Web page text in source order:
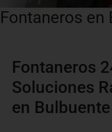
Fontaneros en
Fontaneros
Soluciones
en Bulbuente